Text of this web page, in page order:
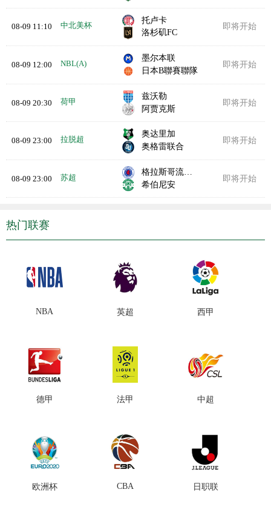
08-09 11:10 中北美杯
托卢卡
洛杉矶FC
即将开始
08-09 12:00 NBL(A)
墨尔本联
日本B聯賽聯隊
即将开始
08-09 20:30 荷甲
兹沃勒
阿贾克斯
即将开始
08-09 23:00 拉脱超
奥达里加
奥格雷联合
即将开始
08-09 23:00 苏超
格拉斯哥流浪者
希伯尼安
即将开始
热门联赛
NBA 英超 西甲
德甲 法甲 中超
欧洲杯 CBA 日职联